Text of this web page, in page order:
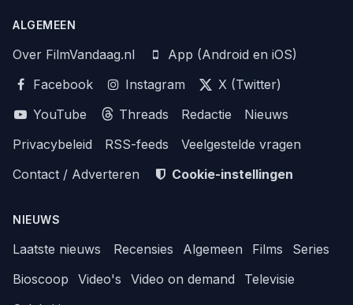
ALGEMEEN
Over FilmVandaag.nl
App (Android en iOS)
Facebook
Instagram
X (Twitter)
YouTube
Threads Redactie
Nieuws
Privacybeleid
RSS-feeds
Veelgestelde vragen
Contact / Adverteren
Cookie-instellingen
NIEUWS
Laatste nieuws Recensies Algemeen Films
Series
Bioscoop
Video's Video on demand
Televisie